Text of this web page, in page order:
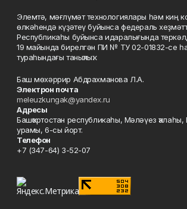
Элемтә, мәғлүмәт технологиялары һәм киң
өлкәһендә күҙәтеү буйынса федераль
Республикаһы буйынса идаралығында
19 майында бирелгән ПИ № ТУ 02-01832-се
тураһындағы таныҡлыҡ.
Баш мөхәррир Абдрахманова Л.А.
Электрон почта
meleuzkungak@yandex.ru
Адресы
Башҡортостан республикаһы, Мәләүез
урамы, 6-сы йорт.
Телефон
+7 (347-64) 3-52-07